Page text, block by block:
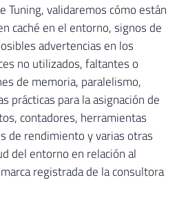
Tuning, validaremos cómo están
caché en el entorno, signos de
advertencias en los
no utilizados, faltantes o
de memoria, paralelismo,
prácticas para la asignación de
contadores, herramientas
de rendimiento y varias otras
del entorno en relación al
registrada de la consultora